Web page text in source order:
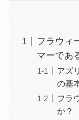
フラウィ
マーであ
アズ
の基
フラ
か？